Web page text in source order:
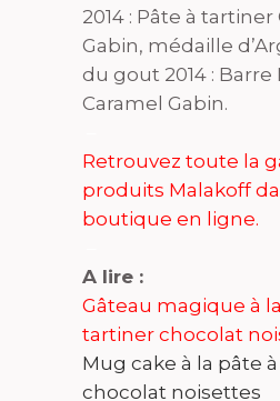
2014 : Pâte à tartiner
Gabin, médaille
du gout 2014 : Barre
Caramel Gabin.
Retrouvez toute la
produits Malakoff
boutique en ligne.
A lire :
Gâteau magique à
tartiner chocolat
Mug cake à la pâte
chocolat noisettes